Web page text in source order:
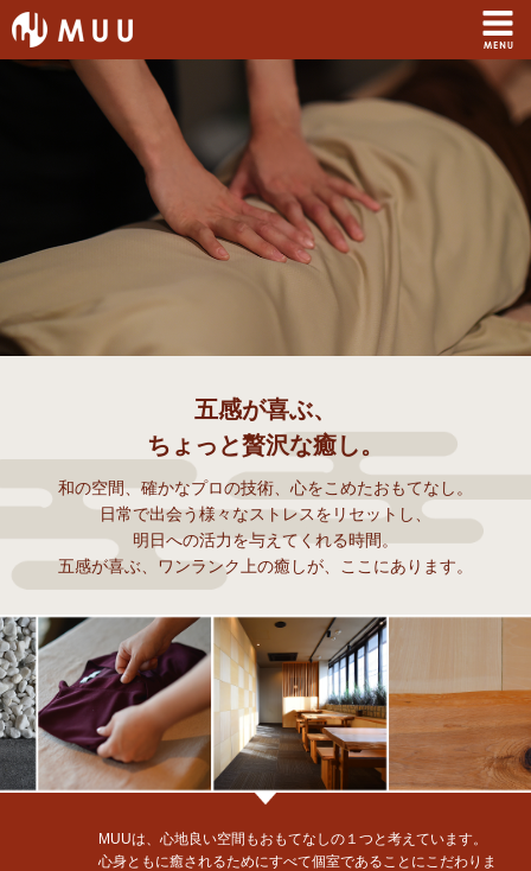
五感が喜ぶ、
ちょっと贅沢な癒し。
和の空間、確かなプロの技術、心をこめたおもてなし。
日常で出会う様々なストレスをリセットし、
明日への活力を与えてくれる時間。
五感が喜ぶ、ワンランク上の癒しが、ここにあります。
MUUは、心地良い空間もおもてなしの１つと考えています。
心身ともに癒されるためにすべて個室であることにこだわりま